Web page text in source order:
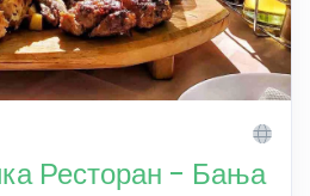
Ресторан - Бања